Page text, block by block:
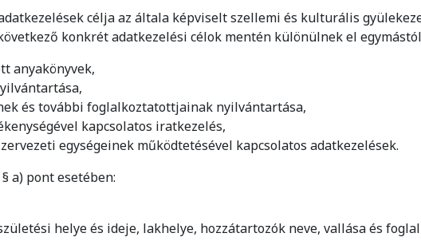
célja az általa képviselt szellemi és kulturális
konkrét adatkezelési célok mentén különülnek el
anyakönyvek,
és további foglalkoztatottjainak nyilvántartása,
kapcsolatos iratkezelés,
egységeinek működtetésével kapcsolatos adatkezelések.
a) pont esetében:
helye és ideje, lakhelye, hozzátartozók neve, vallása és